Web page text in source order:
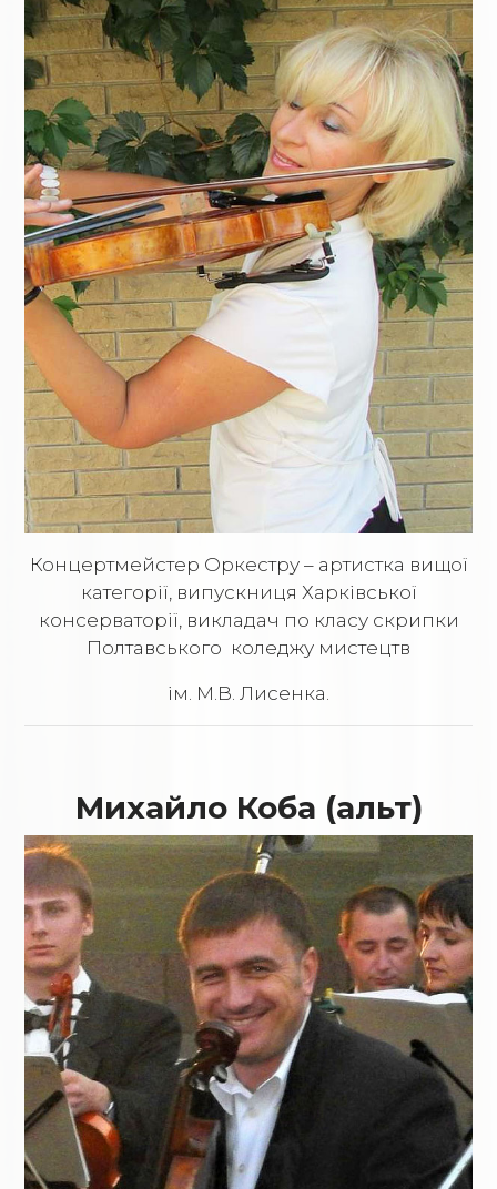
Концертмейстер Оркестру – артистка вищої
категорії, випускниця Харківської
консерваторії, викладач по класу скрипки
Полтавського коледжу мистецтв
ім. М.В. Лисенка.
Михайло Коба (альт)